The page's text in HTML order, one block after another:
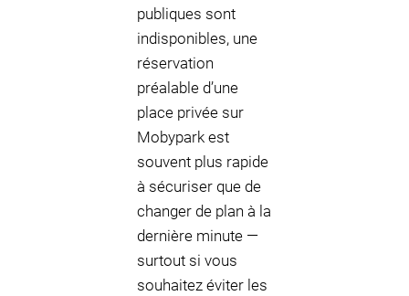
publiques sont
indisponibles, une
réservation
préalable d’une
place privée sur
Mobypark est
souvent plus rapide
à sécuriser que de
changer de plan à la
dernière minute —
surtout si vous
souhaitez éviter les